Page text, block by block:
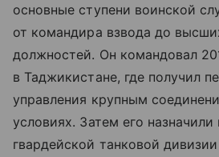
основные ступени воинской
от командира взвода до
должностей. Он командовал
в Таджикистане, где получил
управления крупным
условиях. Затем его
гвардейской танковой